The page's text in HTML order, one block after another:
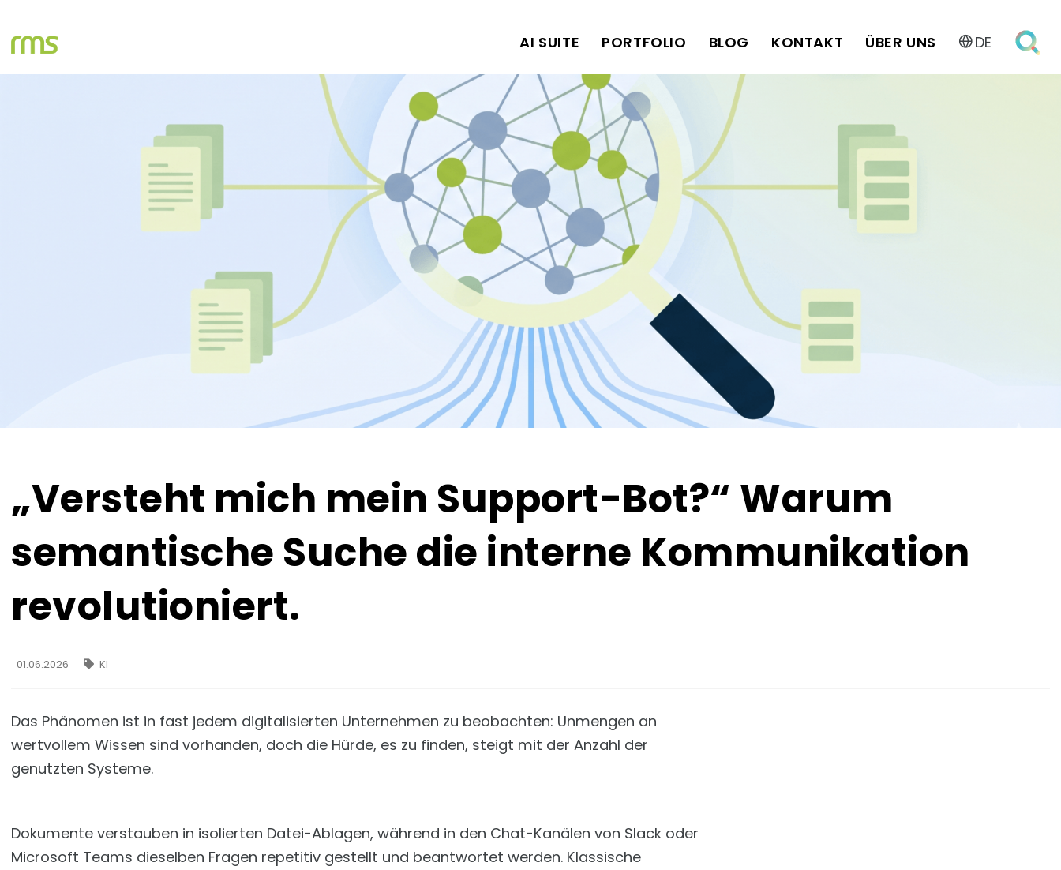
DE
AI SUITE PORTFOLIO BLOG KONTAKT ÜBER UNS
„Versteht mich mein Support-Bot?“ Warum
semantische Suche die interne Kommunikation
revolutioniert.
01.06.2026 KI
Das Phänomen ist in fast jedem digitalisierten Unternehmen zu beobachten: Unmengen an
wertvollem Wissen sind vorhanden, doch die Hürde, es zu finden, steigt mit der Anzahl der
genutzten Systeme.
Dokumente verstauben in isolierten Datei-Ablagen, während in den Chat-Kanälen von Slack oder
Microsoft Teams dieselben Fragen repetitiv gestellt und beantwortet werden. Klassische